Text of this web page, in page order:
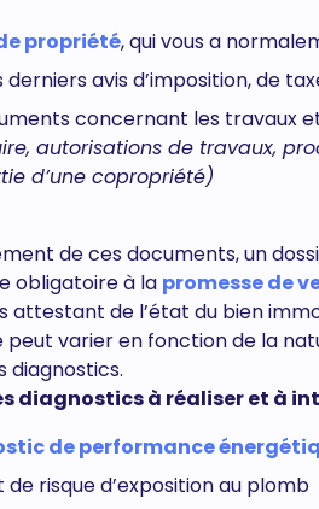
propriété, qui vous a
derniers avis d’imposition, de
concernant les travaux
autorisations de travaux,
d’une copropriété)
de ces documents, un
obligatoire à la promesse de
attestant de l’état du bien
varier en fonction de la
diagnostics.
diagnostics à réaliser et à
de performance
risque d’exposition au plomb